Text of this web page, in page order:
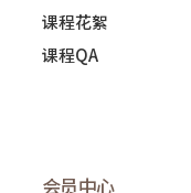
课程花絮
课程QA
会员中心